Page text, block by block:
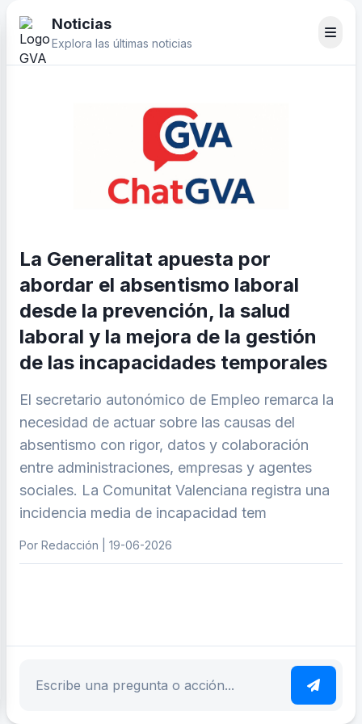
Noticias
Explora las últimas noticias
La Generalitat apuesta por
abordar el absentismo laboral
desde la prevención, la salud
laboral y la mejora de la gestión
de las incapacidades temporales
El secretario autonómico de Empleo remarca la
necesidad de actuar sobre las causas del
absentismo con rigor, datos y colaboración
entre administraciones, empresas y agentes
sociales. La Comunitat Valenciana registra una
incidencia media de incapacidad tem
Por Redacción | 19-06-2026
Escribe tu pregunta